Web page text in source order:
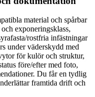
material och spårbar
exponeringsklass,
rostfria infästningar
under väderskydd med
för kulör och struktur,
före/efter med foto,
Du får en tydlig
framtida drift och